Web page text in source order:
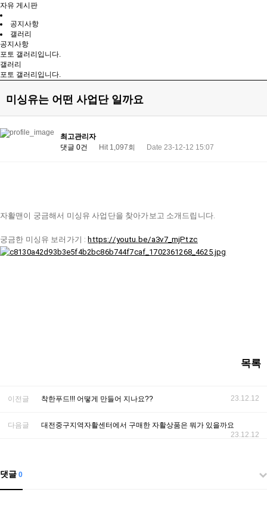
자유 게시판
공지사항
갤러리
공지사항
포토 갤러리입니다.
갤러리
포토 갤러리입니다.
미싱유는 어떤 사업단 일까요
최고관리자
댓글 0건
Hit 1,097회 Date 23-12-12 15:07
자활맨이 궁금해서 미싱유 사업단을 찾아가보고 소개드립니다.
궁금한 미싱유 보러가기 : https://youtu.be/a3v7_mjPtzc
목록
이전글 착한푸드!!! 어떻게 만들어 지나요?? 23.12.12
다음글
대전중구지역자활센터에서 구매한 자활상품은 뭐가 있을까요
23.12.12
댓글 0